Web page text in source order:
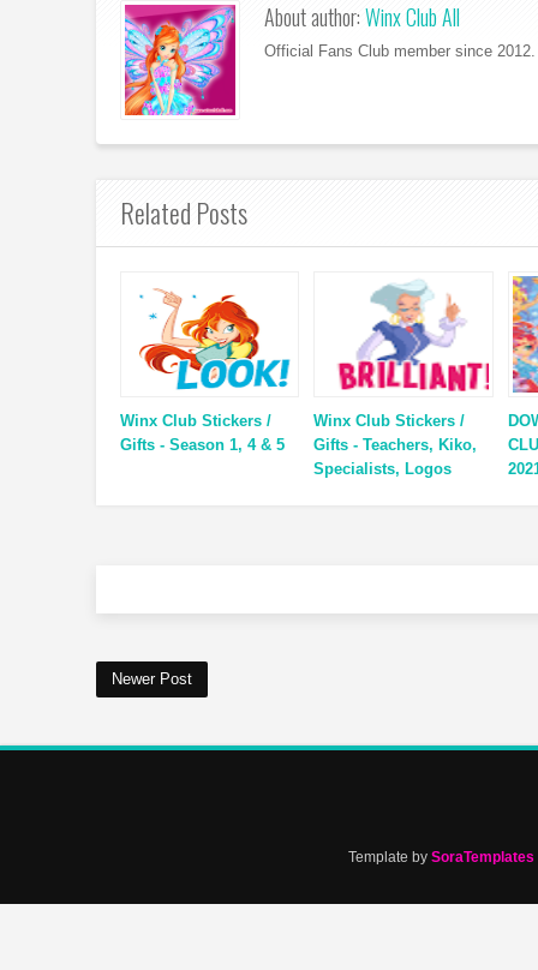
About author:Winx Club All
Official Fans Club member since
Related Posts
Winx Club Stickers /
Gifts - Season 1, 4 & 5
Winx Club Stickers /
Gifts - Teachers, Kiko,
Specialists, Logos
Newer Post
Template by SoraTemplates